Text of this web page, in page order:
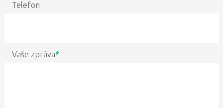
Telefon
Vaše zpráva*